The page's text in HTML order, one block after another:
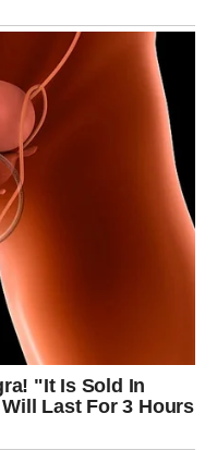
koji bi mogao
U
na nešto što